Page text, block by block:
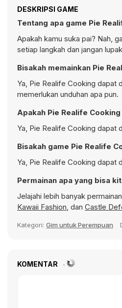
DESKRIPSI GAME
Tentang apa game Pie
Apakah kamu suka pai? Nah,
setiap langkah dan jangan
Bisakah memainkan Pie
Ya, Pie Realife Cooking dapat
memerlukan unduhan apa pun.
Apakah Pie Realife
Ya, Pie Realife Cooking dapat
Bisakah game Pie Realife
Ya, Pie Realife Cooking dapat
Permainan apa yang bisa
Jelajahi lebih banyak
Kawaii Fashion, dan Castle
Kategori: Gim untuk Perempuan
KOMENTAR